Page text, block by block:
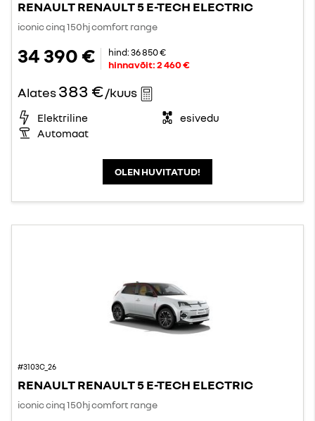
RENAULT RENAULT 5 E-TECH ELECTRIC
iconic cinq 150hj comfort range
34 390 € hind:36 850 €
hinnavõit:2 460 €
Alates383 €/kuus
Elektriline
esivedu
Automaat
OLEN HUVITATUD!
#3103C_26
RENAULT RENAULT 5 E-TECH ELECTRIC
iconic cinq 150hj comfort range